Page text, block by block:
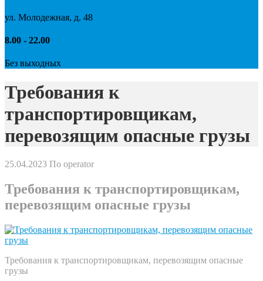
ул. Молодежная, д. 48
8.00 - 22.00
Без выходных
Требования к
транспортировщикам,
перевозящим опасные грузы
25.04.2023 По operator
Требования к транспортировщикам,
перевозящим опасные грузы
Требования к транспортировщикам, перевозящим опасные
грузы